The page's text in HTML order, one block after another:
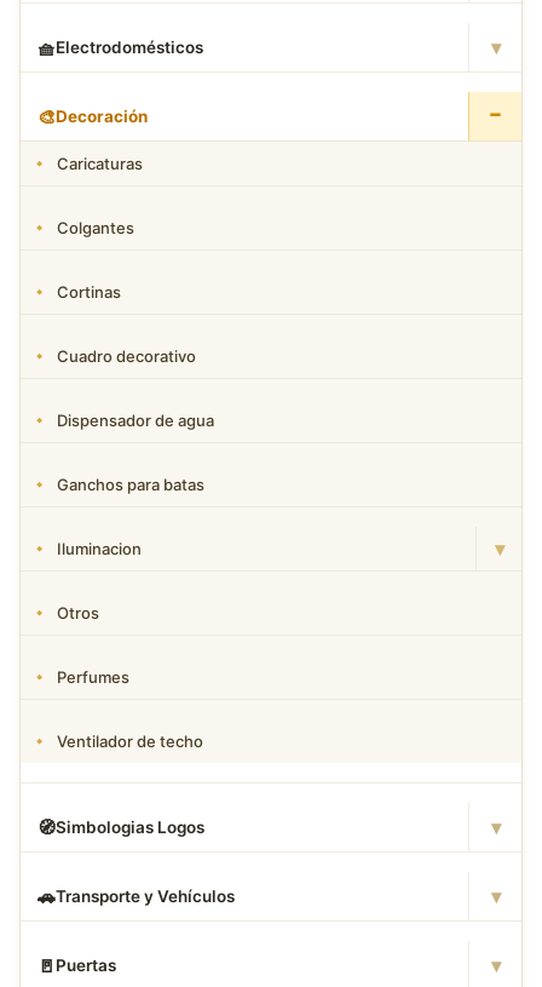
🧺Electrodomésticos ▾
🎨Decoración −
Caricaturas
Colgantes
Cortinas
Cuadro decorativo
Dispensador de agua
Ganchos para batas
Iluminacion ▾
Otros
Perfumes
Ventilador de techo
🧭Simbologias Logos ▾
🚗Transporte y Vehículos ▾
🚪 Puertas ▾